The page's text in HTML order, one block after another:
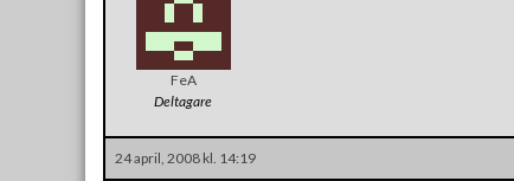
FeA
Deltagare
24 april, 2008 kl. 14:19